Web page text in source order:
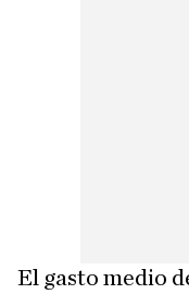
El gasto medio